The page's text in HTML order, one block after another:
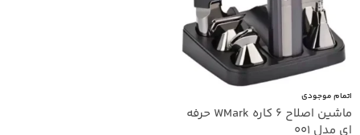
اتمام موجودی
ماشین اصلاح 6 کاره WMark حرفه
ای مدل 001